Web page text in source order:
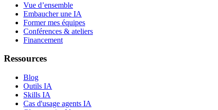
Vue d’ensemble
Embaucher une IA
Former mes équipes
Conférences & ateliers
Financement
Ressources
Blog
Outils IA
Skills IA
Cas d'usage agents IA